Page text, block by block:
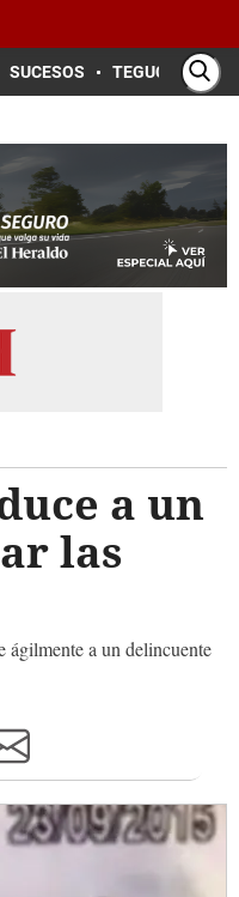
SUCESOS TEGUCIGALPA
a un
las
ágilmente a un delincuente